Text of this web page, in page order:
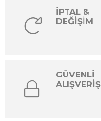
İPTAL &
DEĞİŞİM
GÜVENLİ
ALIŞVERİŞ